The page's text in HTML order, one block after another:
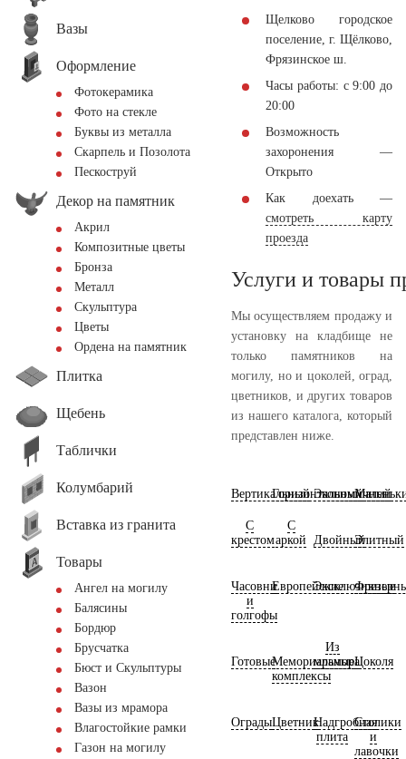
Вазы
Оформление
Фотокерамика
Фото на стекле
Буквы из металла
Скарпель и Позолота
Пескоструй
Декор на памятник
Акрил
Композитные цветы
Бронза
Металл
Скульптура
Цветы
Ордена на памятник
Плитка
Щебень
Таблички
Колумбарий
Вставка из гранита
Товары
Ангел на могилу
Балясины
Бордюр
Брусчатка
Бюст и Скульптуры
Вазон
Вазы из мрамора
Влагостойкие рамки
Газон на могилу
Щелково городское
поселение, г. Щёлково,
Фрязинское ш.
Часы работы: с 9:00 до
20:00
Возможность
захоронения —
Открыто
Как доехать —
смотреть карту
проезда
Услуги и товары
Мы осуществляем продажу и
установку на кладбище не
только памятников на
могилу, но и цоколей, оград,
цветников, и других товаров
из нашего каталога, который
представлен ниже.
ВертикальныйГоризонтальный
Экономичный
С
крестом
С
аркой
ДвойныйЭлитный
Часовни
и
голгофы
ЕвропейскиеЭксклюзивные
ГотовыеМемориальные
комплексы
Из
мрамораЦоколя
ОградыЦветникНадгробная
плита
Столики
и
лавочки